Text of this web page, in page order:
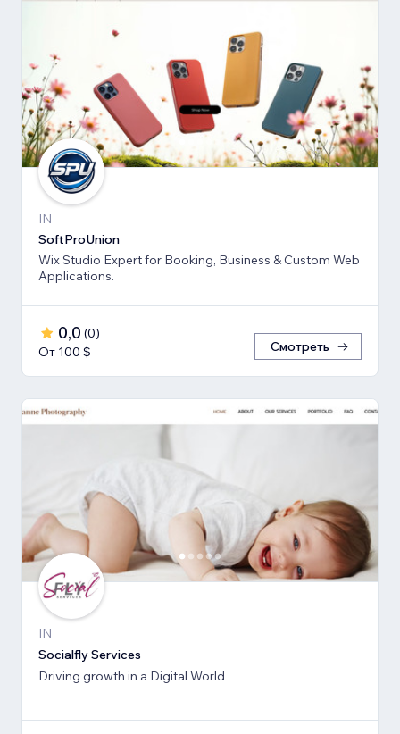
IN
SoftProUnion
Wix Studio Expert for Booking, Business & Custom Web
Applications.
0,0 (0)
От 100 $
Смотреть
IN
Socialfly Services
Driving growth in a Digital World